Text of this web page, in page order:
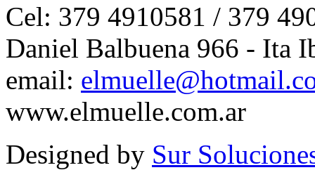
Cel: 379 4910581 / 379
Daniel Balbuena 966 - Ita
email:
www.elmuelle.com.ar
Designed by Sur